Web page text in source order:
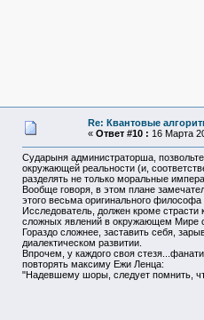
Re: Квантовые
« Ответ #10 : 16 Марта
Сударыня администраторша,
окружающей реальности (и,
разделять не только моральные
Вообще говоря, в этом плане
этого весьма оригинального философа
Исследователь, должен кроме
сложных явлений в окружающем Мире
Гораздо сложнее, заставить себя,
диалектическом развитии.
Впрочем, у каждого своя
повторять максиму Ежи Ленца:
"Надевшему шоры, следует помнить,